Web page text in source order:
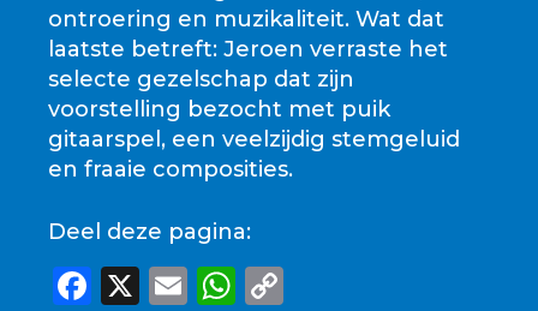
ontroering en muzikaliteit. Wat dat
laatste betreft: Jeroen verraste het
selecte gezelschap dat zijn
voorstelling bezocht met puik
gitaarspel, een veelzijdig stemgeluid
en fraaie composities.
Deel deze pagina:
F
X
E
W